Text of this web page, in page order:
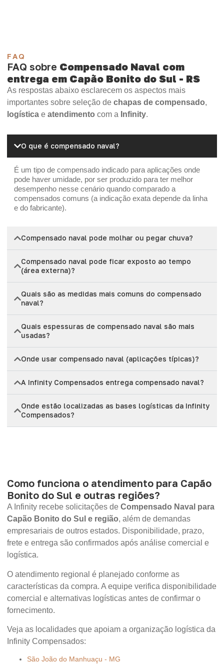
FAQ
FAQ sobre Compensado Naval com
entrega em Capão Bonito do Sul - RS
As respostas abaixo esclarecem os aspectos mais
importantes sobre seleção de chapas de compensado,
logística e atendimento com a Infinity.
O que é compensado naval?
É um tipo de compensado indicado para aplicações onde
pode haver umidade, por ser produzido para ter melhor
desempenho nesse cenário quando comparado a
compensados comuns (a indicação exata depende da linha
e do fabricante).
Compensado naval pode molhar ou pegar chuva?
Compensado naval pode ficar exposto ao tempo
(área externa)?
Quais são as medidas mais comuns do compensado
naval?
Quais espessuras de compensado naval são mais
usadas?
Onde usar compensado naval (aplicações típicas)?
A Infinity Compensados entrega compensado naval?
Onde estão localizadas as bases logísticas da Infinity
Compensados?
Como funciona o atendimento para Capão
Bonito do Sul e outras regiões?
A Infinity recebe solicitações de Compensado Naval para
Capão Bonito do Sul e região, além de demandas
empresariais de outros estados. Disponibilidade, prazo,
frete e entrega são confirmados após análise comercial e
logística.
O atendimento regional é planejado conforme as
características da compra. A equipe verifica disponibilidade
comercial e alternativas logísticas antes de confirmar o
fornecimento.
Veja as localidades que apoiam a organização logística da
Infinity Compensados:
São João do Manhuaçu - MG